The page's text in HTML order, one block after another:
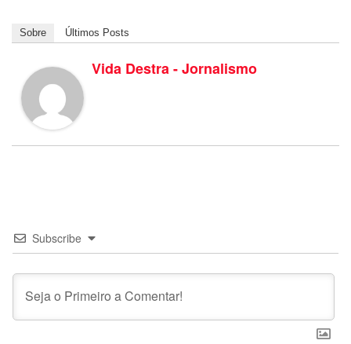
Sobre Últimos Posts
Vida Destra - Jornalismo
Subscribe